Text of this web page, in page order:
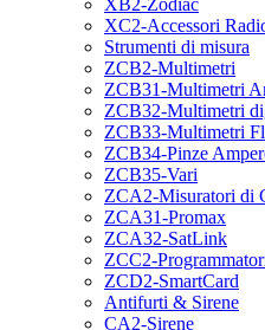
XB2-Zodiac
XC2-Accessori
Strumenti di misura
ZCB2-Multimetri
ZCB31-Multimetri
ZCB32-Multimetri
ZCB33-Multimetri
ZCB34-Pinze
ZCB35-Vari
ZCA2-Misuratori di
ZCA31-Promax
ZCA32-SatLink
ZCC2-
ZCD2-SmartCard
Antifurti & Sirene
CA2-Sirene